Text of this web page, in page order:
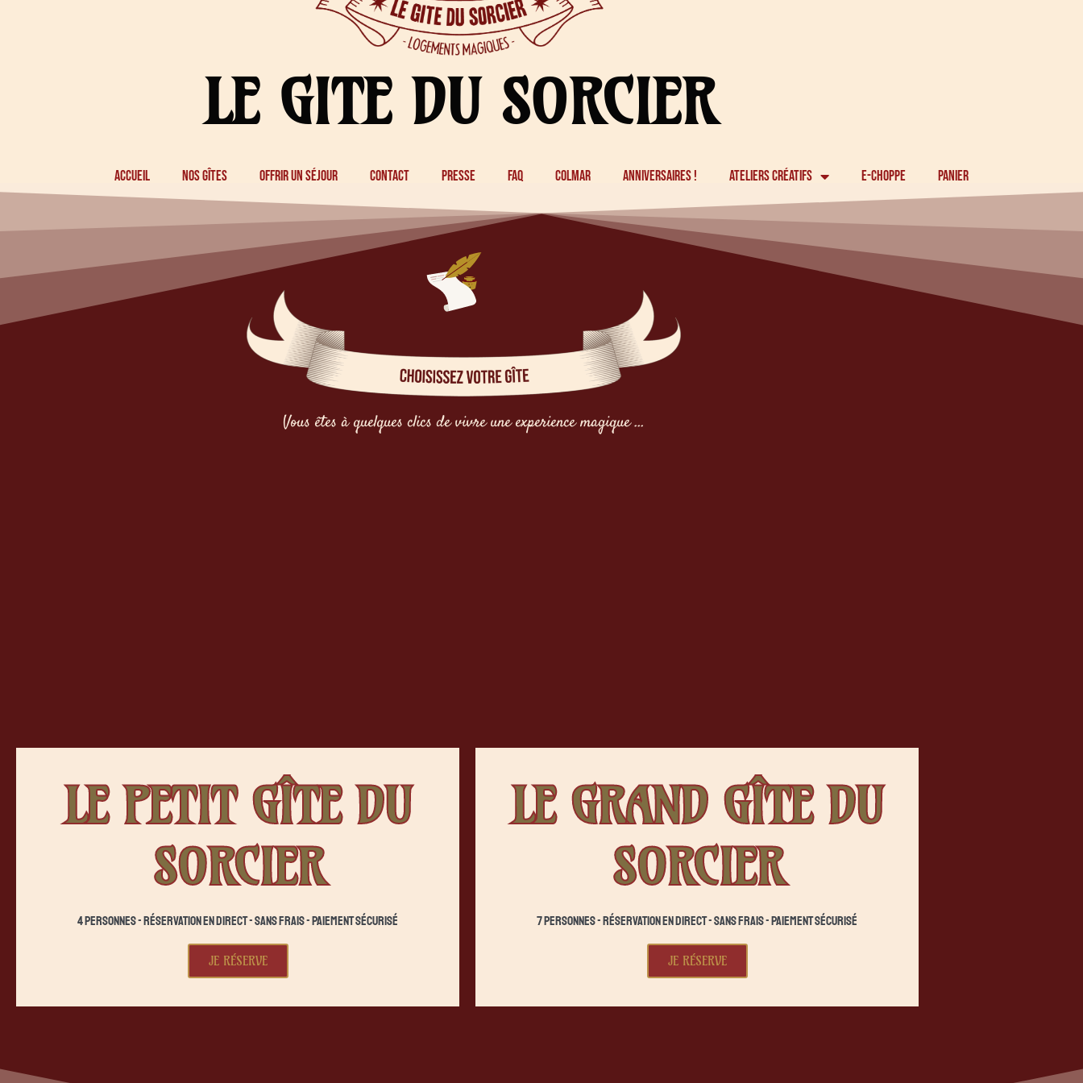
LE GITE DU SORCIER
accueil nos gîtes offrir un séjour contact presse faq colmar anniversaires ! ateliers créatifs e-choppe panier
Vous êtes à quelques clics de vivre une experience magique ...
LE PETIT GÎTE DU
SORCIER
4 personnes - Réservation en direct - Sans frais - Paiement sécurisé
JE RÉSERVE
LE GRAND GÎTE DU
SORCIER
7 personnes - Réservation en direct - Sans frais - Paiement sécurisé
JE RÉSERVE